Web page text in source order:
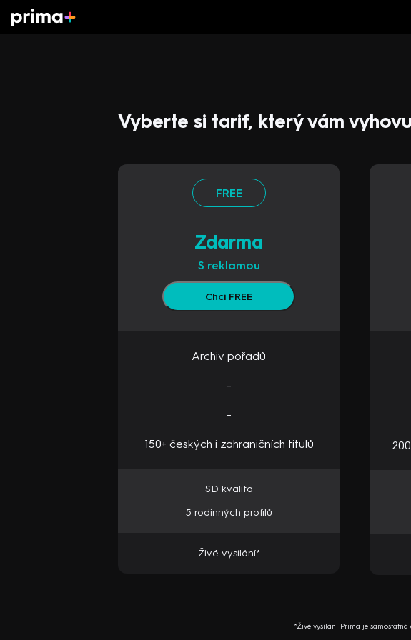
Vyberte si tarif, který vám
FREE
Zdarma
S reklamou
Chci FREE
Archiv pořadů
-
-
150+ českých i zahraničních titulů
SD kvalita
5 rodinných profilů
Živé vysílání*
*Živé vysílání Prima je